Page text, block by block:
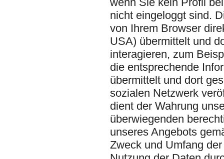
nicht eingeloggt sind.
von Ihrem Browser
USA) übermittelt und
interagieren, zum
die entsprechende
übermittelt und dort
sozialen Netzwerk
dient der Wahrung
überwiegenden
unseres Angebots
Zweck und Umfang